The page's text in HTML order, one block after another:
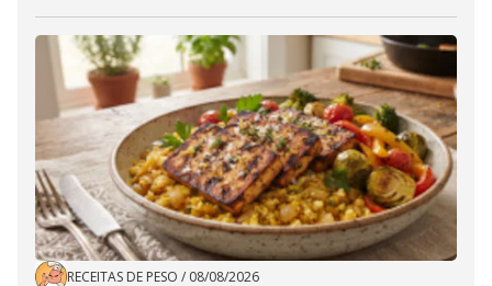
RECEITAS DE PESO / 08/08/2026